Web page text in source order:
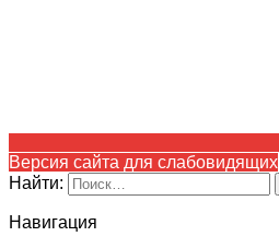
Версия сайта для слабовидящих
Найти:
Навигация